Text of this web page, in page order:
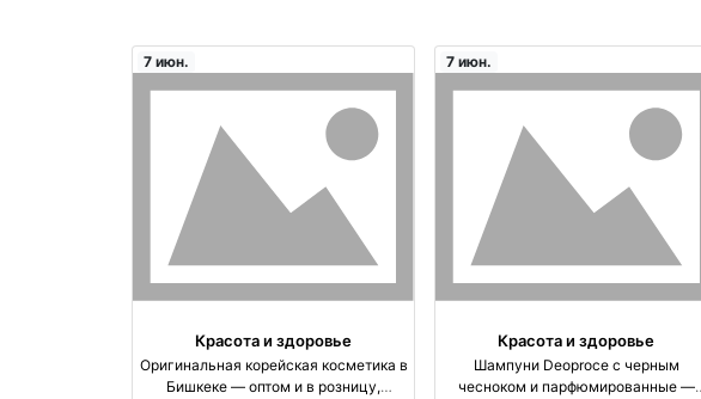
7 июн.
Красота и здоровье
Оригинальная корейская косметика в
Бишкеке — оптом и в розницу,
7 июн.
Красота и здоровье
Шампуни Deoproce с черным
чесноком и парфюмированные —